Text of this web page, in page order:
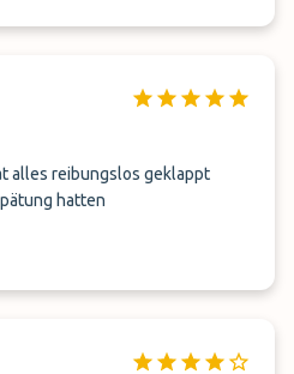
alles reibungslos geklappt
hatten